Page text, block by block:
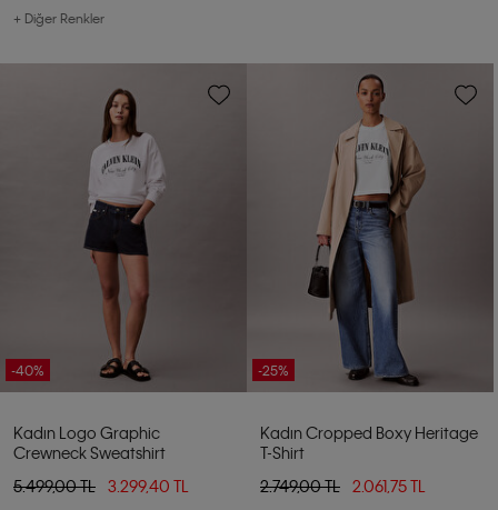
+ Diğer Renkler
-40%
Kadın Logo Graphic
Crewneck Sweatshirt
5.499,00 TL
3.299,40 TL
-25%
Kadın Cropped Boxy Heritage
T-Shirt
2.749,00 TL
2.061,75 TL